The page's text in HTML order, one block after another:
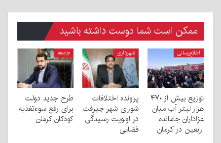
ممکن است شما دوست داشته باشید
اطلاع‌رسانی
توزیع بیش از ۴۷۰
هزار لیتر آب میان
عزاداران جامانده
اربعین در کرمان
شهرداری
پرونده اختلافات
شورای شهر جیرفت
در اولویت رسیدگی
قضایی
جامعه
طرح جدید دولت
برای رفع سوءتغذیه
کودکان کرمان